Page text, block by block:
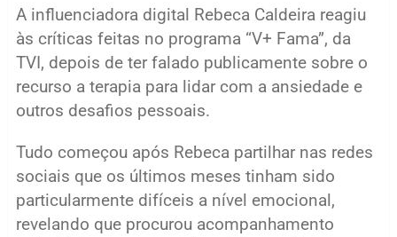
A influenciadora digital Rebeca Caldeira reagiu
às críticas feitas no programa “V+ Fama”, da
TVI, depois de ter falado publicamente sobre o
recurso a terapia para lidar com a ansiedade e
outros desafios pessoais.
Tudo começou após Rebeca partilhar nas redes
sociais que os últimos meses tinham sido
particularmente difíceis a nível emocional,
revelando que procurou acompanhamento